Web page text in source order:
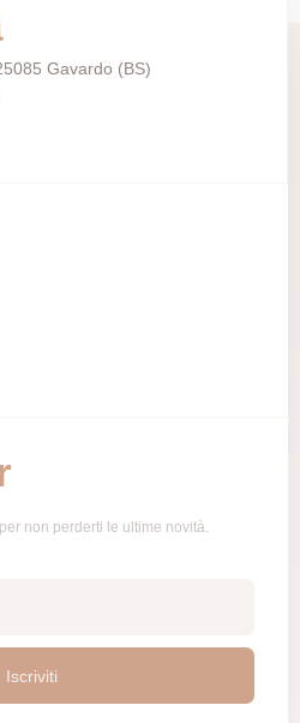
Gavardo (BS)
non perderti le ultime novità.
Iscriviti